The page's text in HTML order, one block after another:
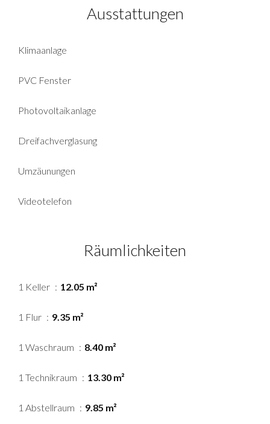
Ausstattungen
Klimaanlage
PVC Fenster
Photovoltaikanlage
Dreifachverglasung
Umzäunungen
Videotelefon
Räumlichkeiten
1 Keller 12.05 m²
1 Flur 9.35 m²
1 Waschraum 8.40 m²
1 Technikraum 13.30 m²
1 Abstellraum 9.85 m²